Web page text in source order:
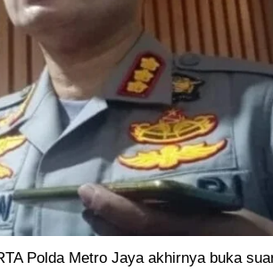
Polda Metro Jaya akhirnya buka